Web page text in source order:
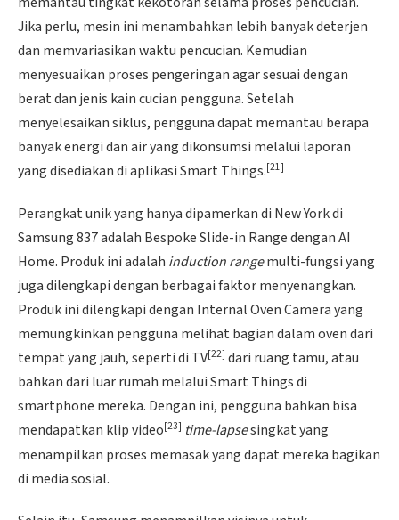
Jika perlu, mesin ini menambahkan lebih banyak deterjen
dan memvariasikan waktu pencucian. Kemudian
menyesuaikan proses pengeringan agar sesuai dengan
berat dan jenis kain cucian pengguna. Setelah
menyelesaikan siklus, pengguna dapat memantau berapa
banyak energi dan air yang dikonsumsi melalui laporan
yang disediakan di aplikasi Smart Things.[21]
Perangkat unik yang hanya dipamerkan di New York di
Samsung 837 adalah Bespoke Slide-in Range dengan AI
Home. Produk ini adalah induction rangemulti-fungsi yang
juga dilengkapi dengan berbagai faktor menyenangkan.
Produk ini dilengkapi dengan Internal Oven Camera yang
memungkinkan pengguna melihat bagian dalam oven dari
tempat yang jauh, seperti di TV[22] dari ruang tamu, atau
bahkan dari luar rumah melalui Smart Things di
smartphone mereka. Dengan ini, pengguna bahkan bisa
mendapatkan klip video[23] time-lapsesingkat yang
menampilkan proses memasak yang dapat mereka bagikan
di media sosial.